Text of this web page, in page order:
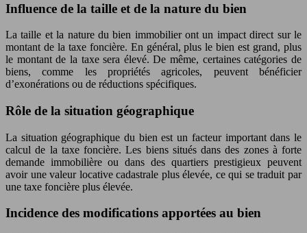
Influence de la taille et de la nature du bien
La taille et la nature du bien immobilier ont un impact direct sur le
montant de la taxe foncière. En général, plus le bien est grand, plus
le montant de la taxe sera élevé. De même, certaines catégories de
biens, comme les propriétés agricoles, peuvent bénéficier
d’exonérations ou de réductions spécifiques.
Rôle de la situation géographique
La situation géographique du bien est un facteur important dans le
calcul de la taxe foncière. Les biens situés dans des zones à forte
demande immobilière ou dans des quartiers prestigieux peuvent
avoir une valeur locative cadastrale plus élevée, ce qui se traduit par
une taxe foncière plus élevée.
Incidence des modifications apportées au bien